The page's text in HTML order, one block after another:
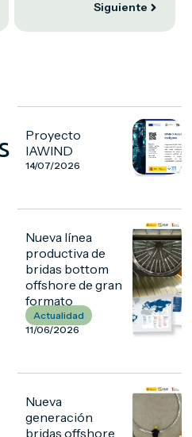
Siguiente
Proyecto
IAWIND
14/07/2026
Nueva línea
productiva de
bridas bottom
offshore de gran
formato
Actualidad
11/06/2026
Nueva
generación
bridas offshore